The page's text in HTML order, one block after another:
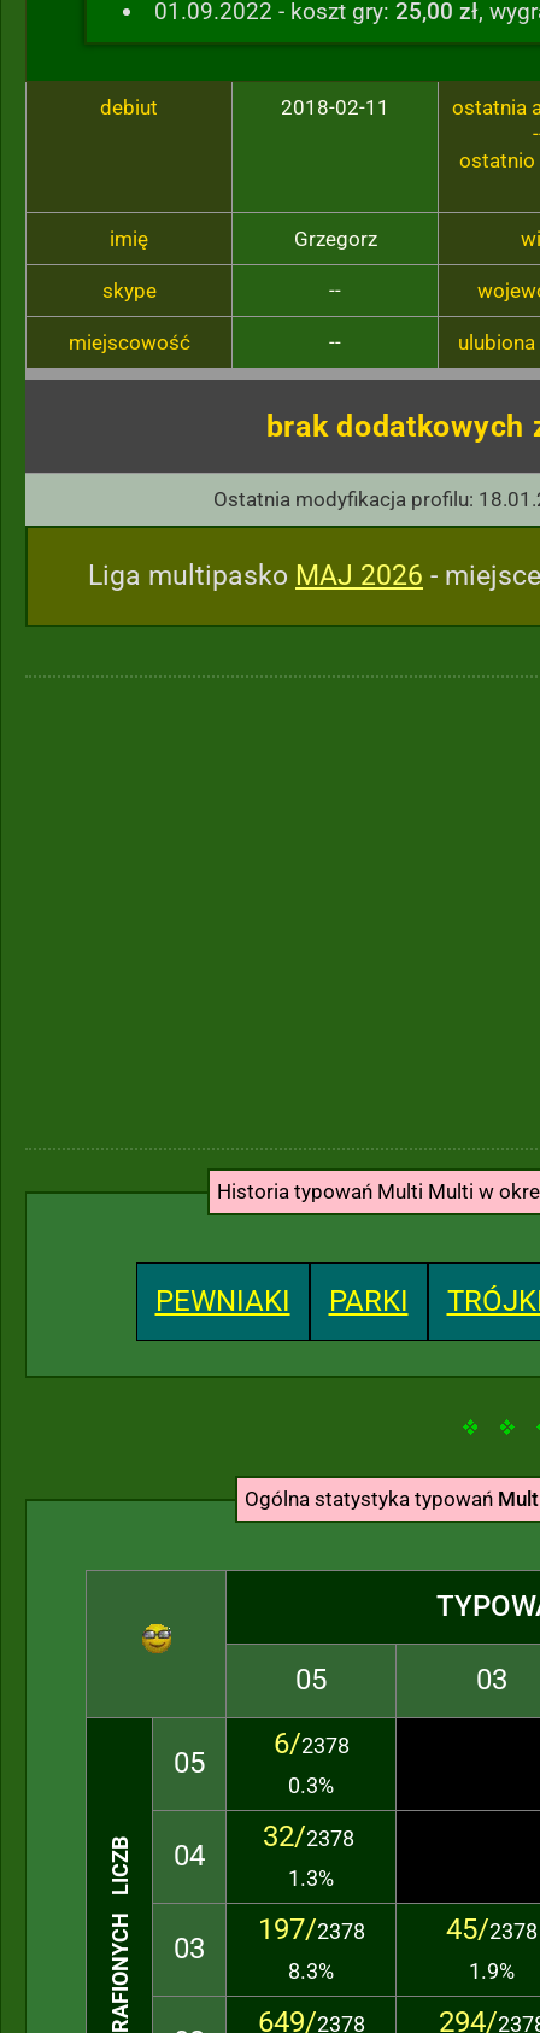
01.09.2022 - koszt gry: 25,00 zł,
debiut 2018-02-11
ostatnia
ostatnio
imię Grzegorz
skype --
miejscowość --
brak dodatkowych
Ostatnia modyfikacja profilu:
Liga multipasko MAJ 2026 -
Historia typowań Multi Multi w
PEWNIAKI PARKI
Ogólna statystyka typowań
05 03
TRAFIONYCH LICZB
05
6/2378
0.3%
04
32/2378
1.3%
03
197/2378
8.3%
45/2378
1.9%
649/2378 294/